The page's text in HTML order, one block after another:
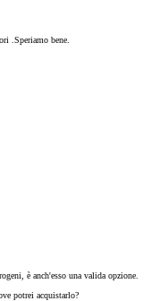
.Speriamo bene.
è anch'esso una valida opzione.
potrei acquistarlo?